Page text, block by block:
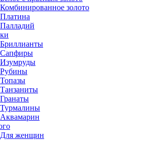
Комбинированное золото
Платина
Палладий
Бриллианты
Сапфиры
Изумруды
Рубины
Топазы
Танзаниты
Гранаты
Турмалины
Аквамарин
Для женщин